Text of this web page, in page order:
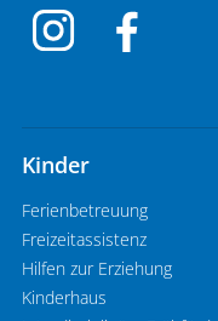
Kinder
Ferienbetreuung
Freizeitassistenz
Hilfen zur Erziehung
Kinderhaus